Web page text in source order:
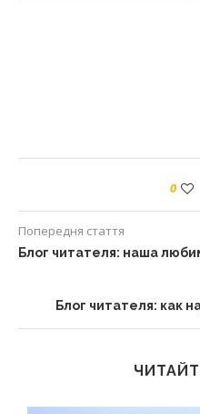
0
Попередня стаття
Блог читателя: наша
Блог читателя: как